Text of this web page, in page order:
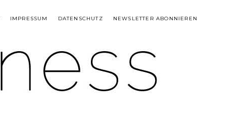
IMPRESSUM DATENSCHUTZ NEWSLETTER ABONNIEREN